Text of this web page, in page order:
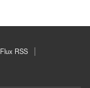
Flux RSS